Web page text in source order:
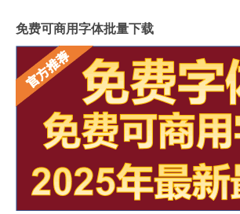
免费可商用字体批量下载